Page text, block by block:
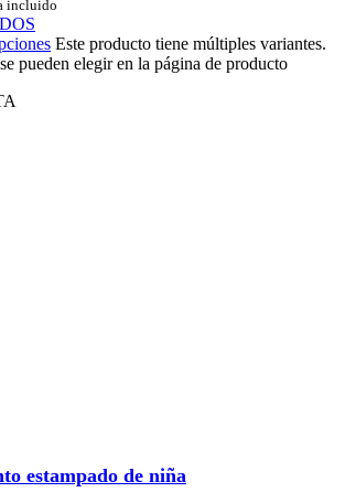
incluido
Este producto tiene múltiples variantes.
pueden elegir en la página de producto
estampado de niña